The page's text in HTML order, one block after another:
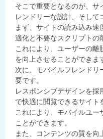
そこで重要となるのが、サ
レンドリーな設計、そして
まず、サイトの読み込み
適化と不要なスクリプトの
これにより、ユーザーの
を向上させることができま
次に、モバイルフレンドリ
要です。
レスポンシブデザインを採
で快適に閲覧できるサイト
これにより、モバイルユー
ことができます。
また、コンテンツの質を向